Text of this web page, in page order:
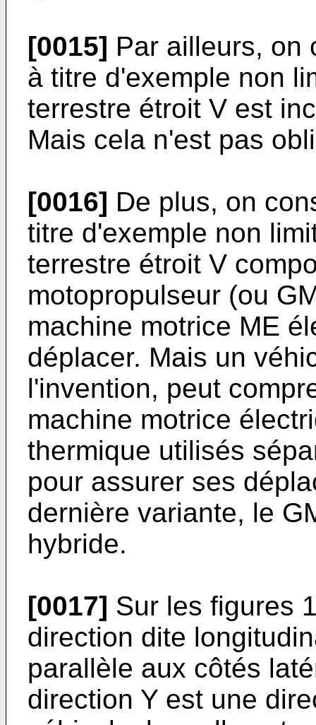
[0015] Par ailleurs, on
à titre d'exemple non
terrestre étroit V est
Mais cela n'est pas
[0016] De plus, on
titre d'exemple non
terrestre étroit V
motopropulseur (ou
machine motrice ME
déplacer. Mais un
l'invention, peut
machine motrice
thermique utilisés
pour assurer ses
dernière variante, le
hybride.
[0017] Sur les figures
direction dite
parallèle aux côtés
direction Y est une